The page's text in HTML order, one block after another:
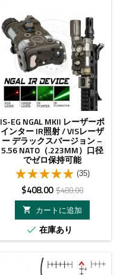
IS-EG NGAL MKII レーザーポ
インター IR照射 / VISレーザ
ー デラックスバージョン –
5.56 NATO（.223MM）口径
でゼロ保持可能
(35)
価
格
$408.00ベ
ー
ス
価
$480.00

カートに追加
 在庫あり